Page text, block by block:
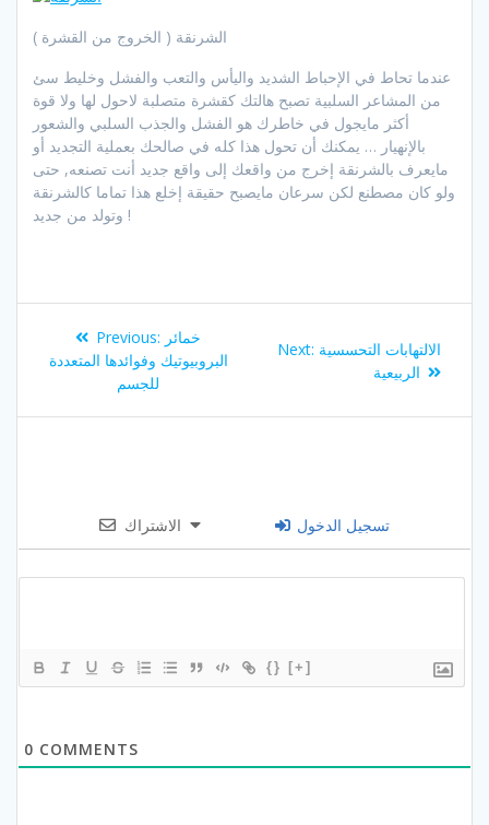
الشرنقة ( الخروج من القشرة )
عندما تحاط في الإحباط الشديد واليأس والتعب والفشل وخليط سئ
من المشاعر السلبية تصبح هالتك كقشرة متصلبة لاحول لها ولا قوة
أكثر مايجول في خاطرك هو الفشل والجذب السلبي والشعور
بالإنهيار … يمكنك أن تحول هذا كله في صالحك بعملية التجديد أو
مايعرف بالشرنقة إخرج من واقعك إلى واقع جديد أنت تصنعه, حتى
ولو كان مصطنع لكن سرعان مايصبح حقيقة إخلع هذا تماما كالشرنقة
وتولد من جديد !
Post
navigation
Previous: Previous
post:
خمائر
البروبيوتيك وفوائدها المتعددة
للجسم
Next: Next
الالتهابات التحسسية
الربيعية
الاشتراك تسجيل الدخول
{} [+]
0 COMMENTS